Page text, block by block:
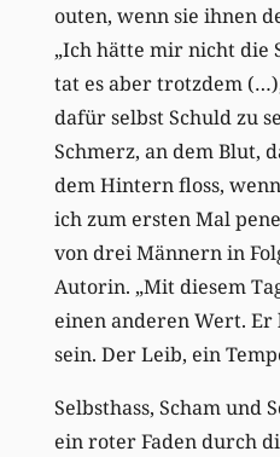
outen, wenn sie ihnen
„Ich hätte mir nicht die
tat es aber trotzdem
dafür selbst Schuld zu
Schmerz, an dem Blut,
dem Hintern floss,
ich zum ersten Mal
von drei Männern in
Autorin. „Mit diesem
einen anderen Wert.
sein. Der Leib, ein
Selbsthass, Scham und
ein roter Faden durch